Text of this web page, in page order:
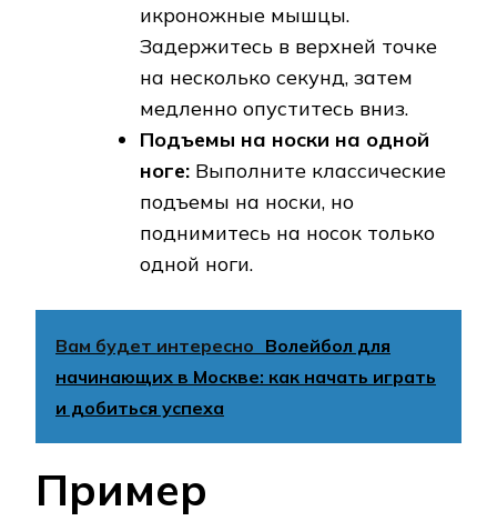
икроножные мышцы.
Задержитесь в верхней точке
на несколько секунд, затем
медленно опуститесь вниз.
Подъемы на носки на одной
ноге: Выполните классические
подъемы на носки, но
поднимитесь на носок только
одной ноги.
Вам будет интересно Волейбол для
начинающих в Москве: как начать играть
и добиться успеха
Пример